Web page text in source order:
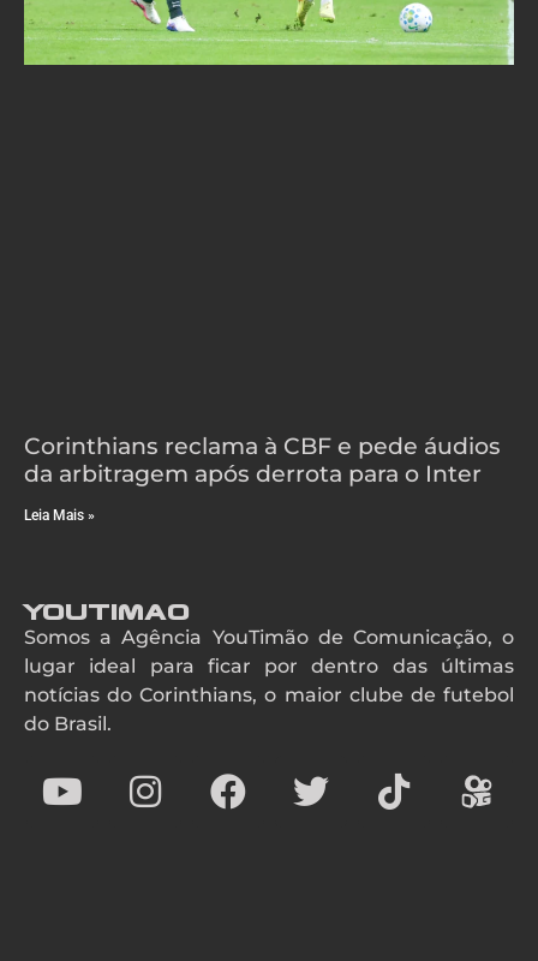
Corinthians reclama à CBF e pede áudios
da arbitragem após derrota para o Inter
Leia Mais »
YouTimao
Somos a Agência YouTimão de Comunicação, o
lugar ideal para ficar por dentro das últimas
notícias do Corinthians, o maior clube de futebol
do Brasil.